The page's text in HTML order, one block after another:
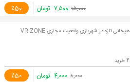
٪50 ۱۵,۰۰۰ ۷,۵۰۰ تومان
هیجانی تازه در شهربازی واقعیت مجازی VR ZONE
٪50 ۸,۰۰۰ ۴,۰۰۰ تومان